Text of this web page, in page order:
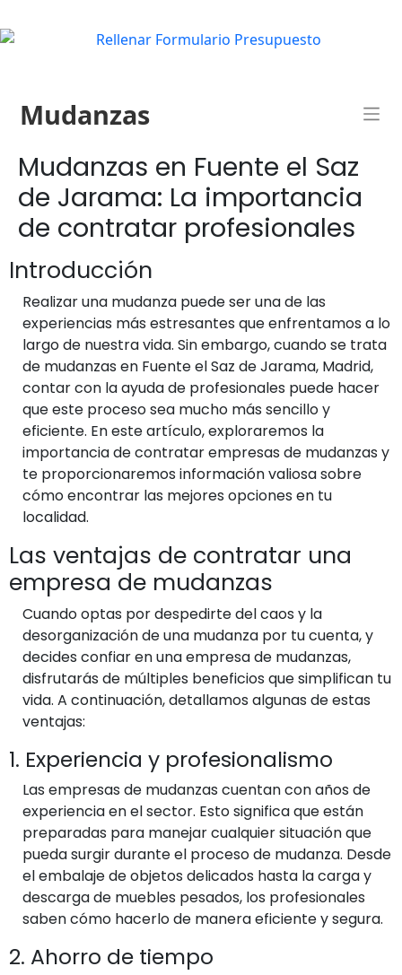
Mudanzas
Mudanzas en Fuente el Saz
de Jarama: La importancia
de contratar profesionales
Introducción
Realizar una mudanza puede ser una de las
experiencias más estresantes que enfrentamos a lo
largo de nuestra vida. Sin embargo, cuando se trata
de mudanzas en Fuente el Saz de Jarama, Madrid,
contar con la ayuda de profesionales puede hacer
que este proceso sea mucho más sencillo y
eficiente. En este artículo, exploraremos la
importancia de contratar empresas de mudanzas y
te proporcionaremos información valiosa sobre
cómo encontrar las mejores opciones en tu
localidad.
Las ventajas de contratar una
empresa de mudanzas
Cuando optas por despedirte del caos y la
desorganización de una mudanza por tu cuenta, y
decides confiar en una empresa de mudanzas,
disfrutarás de múltiples beneficios que simplifican tu
vida. A continuación, detallamos algunas de estas
ventajas:
1. Experiencia y profesionalismo
Las empresas de mudanzas cuentan con años de
experiencia en el sector. Esto significa que están
preparadas para manejar cualquier situación que
pueda surgir durante el proceso de mudanza. Desde
el embalaje de objetos delicados hasta la carga y
descarga de muebles pesados, los profesionales
saben cómo hacerlo de manera eficiente y segura.
2. Ahorro de tiempo